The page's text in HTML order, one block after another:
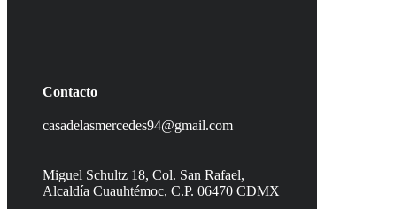
Contacto
casadelasmercedes94@gmail.com
Miguel Schultz 18, Col. San Rafael,
Alcaldía Cuauhtémoc, C.P. 06470 CDMX